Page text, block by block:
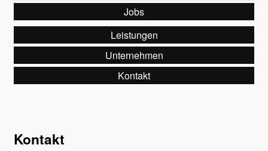
Jobs
Leistungen
Unternehmen
Kontakt
Kontakt